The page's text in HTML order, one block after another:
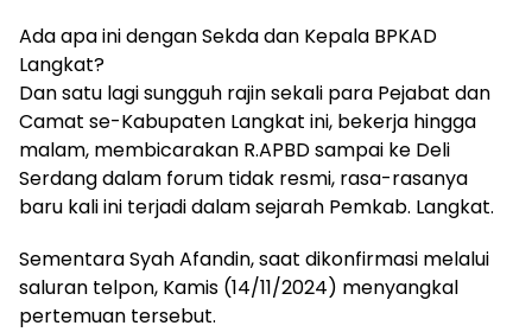
Ada apa ini dengan Sekda dan Kepala BPKAD
Langkat?
Dan satu lagi sungguh rajin sekali para Pejabat dan
Camat se-Kabupaten Langkat ini, bekerja hingga
malam, membicarakan R.APBD sampai ke Deli
Serdang dalam forum tidak resmi, rasa-rasanya
baru kali ini terjadi dalam sejarah Pemkab. Langkat.
Sementara Syah Afandin, saat dikonfirmasi melalui
saluran telpon, Kamis (14/11/2024) menyangkal
pertemuan tersebut.